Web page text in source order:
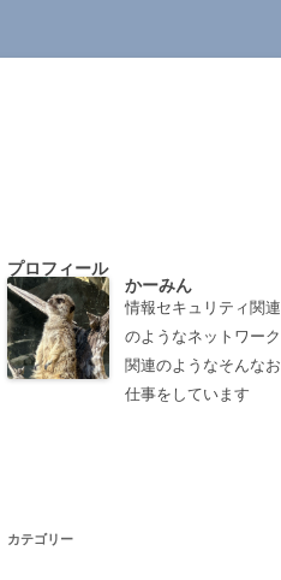
プロフィール
かーみん
情報セキュリティ関連
のようなネットワーク
関連のようなそんなお
仕事をしています
カテゴリー